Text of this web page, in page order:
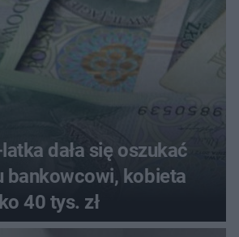
dała się oszukać
bankowcowi, kobieta
40 tys. zł